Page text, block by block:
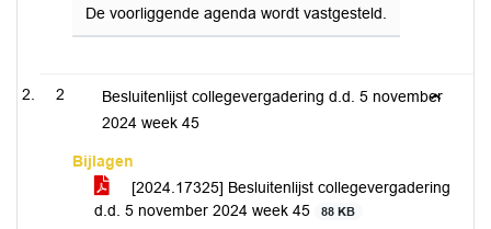
De voorliggende agenda wordt vastgesteld.
2
Besluitenlijst collegevergadering d.d. 5 november
2024 week 45
Bijlagen
[2024.17325] Besluitenlijst collegevergadering
d.d. 5 november 2024 week 45
88 KB